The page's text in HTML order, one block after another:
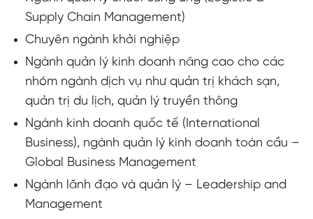
Supply Chain Management)
Chuyên ngành khởi nghiệp
Ngành quản lý kinh doanh nâng cao cho các
nhóm ngành dịch vụ như quản trị khách sạn,
quản trị du lịch, quản lý truyền thông
Ngành kinh doanh quốc tế (International
Business), ngành quản lý kinh doanh toàn cầu –
Global Business Management
Ngành lãnh đạo và quản lý – Leadership and
Management